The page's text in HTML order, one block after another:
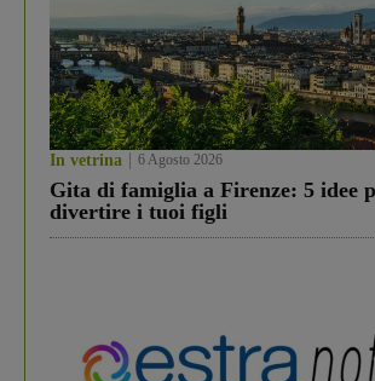
In vetrina 6 Agosto 2026
Gita di famiglia a Firenze: 5 idee
divertire i tuoi figli